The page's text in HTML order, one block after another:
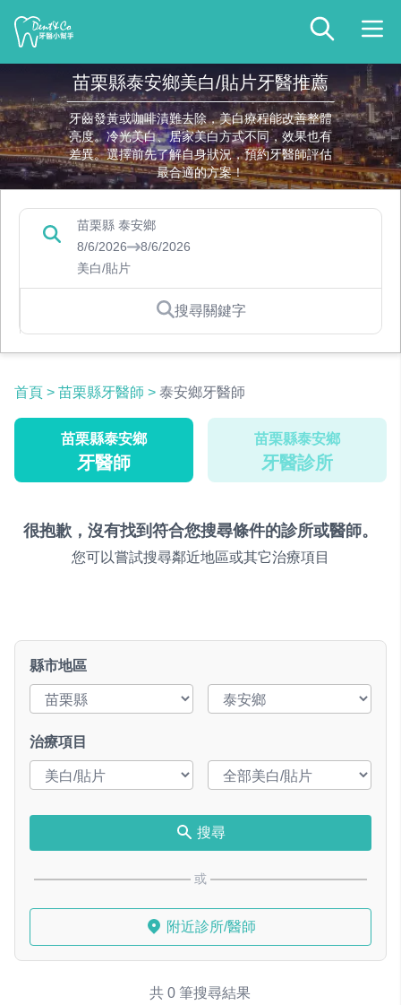
苗栗縣泰安鄉美白/貼片牙醫推薦
牙齒發黃或咖啡漬難去除，美白療程能改善整體
亮度。冷光美白、居家美白方式不同，效果也有
差異。選擇前先了解自身狀況，預約牙醫師評估
最合適的方案！
苗栗縣 泰安鄉
8/6/2026
8/6/2026
美白/貼片
搜尋關鍵字
首頁 > 苗栗縣牙醫師 > 泰安鄉牙醫師
苗栗縣泰安鄉
牙醫師
苗栗縣泰安鄉
牙醫診所
很抱歉，沒有找到符合您搜尋條件的診所或醫師。
您可以嘗試搜尋鄰近地區或其它治療項目
縣市地區
治療項目
搜尋
或
附近診所/醫師
共 0 筆搜尋結果